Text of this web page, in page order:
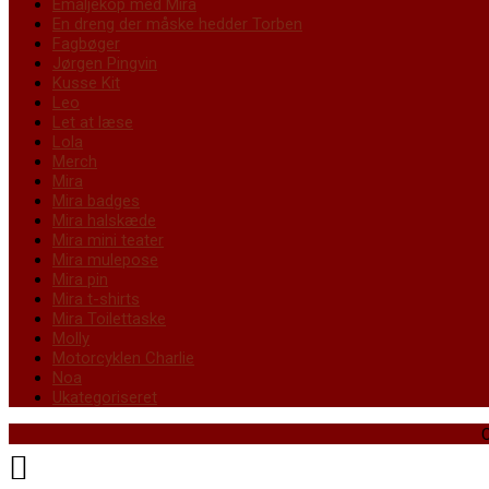
Emaljekop med Mira
En dreng der måske hedder Torben
Fagbøger
Jørgen Pingvin
Kusse Kit
Leo
Let at læse
Lola
Merch
Mira
Mira badges
Mira halskæde
Mira mini teater
Mira mulepose
Mira pin
Mira t-shirts
Mira Toilettaske
Molly
Motorcyklen Charlie
Noa
Ukategoriseret